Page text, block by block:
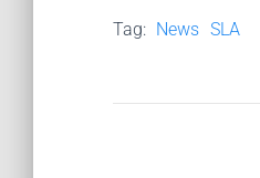
Tag: News SLA